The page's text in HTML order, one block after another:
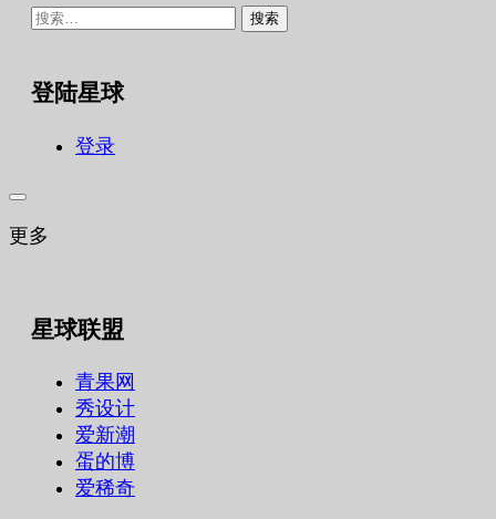
搜
登陆星球
登录
更多
星球联盟
青果网
秀设计
爱新潮
蛋的博
爱稀奇